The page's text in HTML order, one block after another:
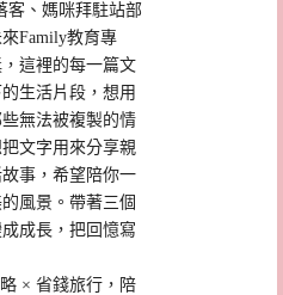
客、媽咪拜駐站部
Family教育專
這裡的每一篇文
生活片段，想用
無法被複製的情
文字用來分享親
事，希望陪你一
風景。帶著三個
成長，把回憶寫
× 省錢旅行，陪